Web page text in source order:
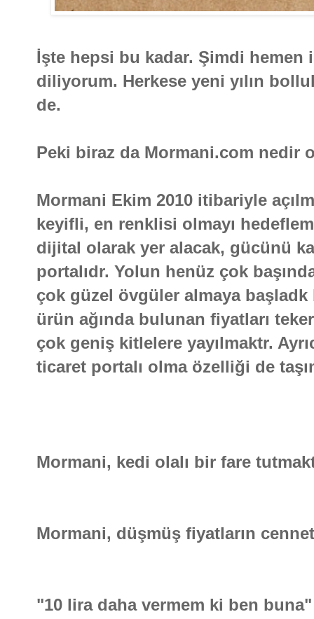
İşte hepsi bu kadar. Şimdi
diliyorum. Herkese yeni yılın
de.
Peki biraz da Mormani.com nedir
Mormani Ekim 2010 itibariyle
keyifli, en renklisi olmayı
dijital olarak yer alacak, gücünü
portalıdr. Yolun henüz çok
çok güzel övgüler almaya
ürün ağında bulunan fiyatları
çok geniş kitlelere yayılmaktr.
ticaret portalı olma özelliği de
Mormani, kedi olalı bir fare
Mormani, düşmüş fiyatların
"10 lira daha vermem ki ben